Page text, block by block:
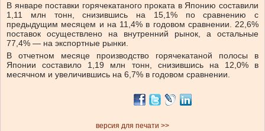
В январе поставки горячекатаного проката в Японию составили
1,11 млн тонн, снизившись на 15,1% по сравнению с
предыдущим месяцем и на 11,4% в годовом сравнении. 22,6%
поставок осуществлено на внутренний рынок, а остальные
77,4% — на экспортные рынки.
В отчетном месяце производство горячекатаной полосы в
Японии составило 1,19 млн тонн, снизившись на 12,0% в
месячном и увеличившись на 6,7% в годовом сравнении.
версия для печати >>